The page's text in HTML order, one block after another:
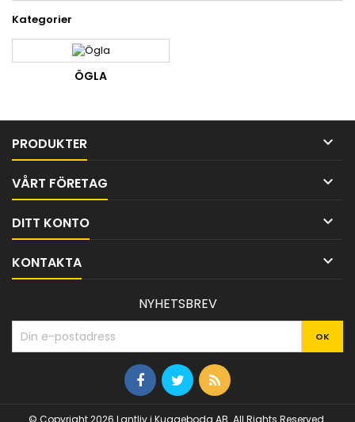
Kategorier
ÖGLA
PRODUKTER 
VÅRT FÖRETAG 
DITT KONTO 
KONTAKTA 
NYHETSBREV